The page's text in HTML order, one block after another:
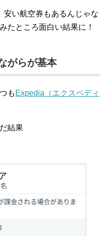
安い航空券もあるんじゃな
たところ面白い結果に！
がらが基本
も Expedia（エクスペディ
結果